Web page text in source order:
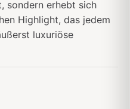
sondern erhebt sich
Highlight, das jedem
luxuriöse